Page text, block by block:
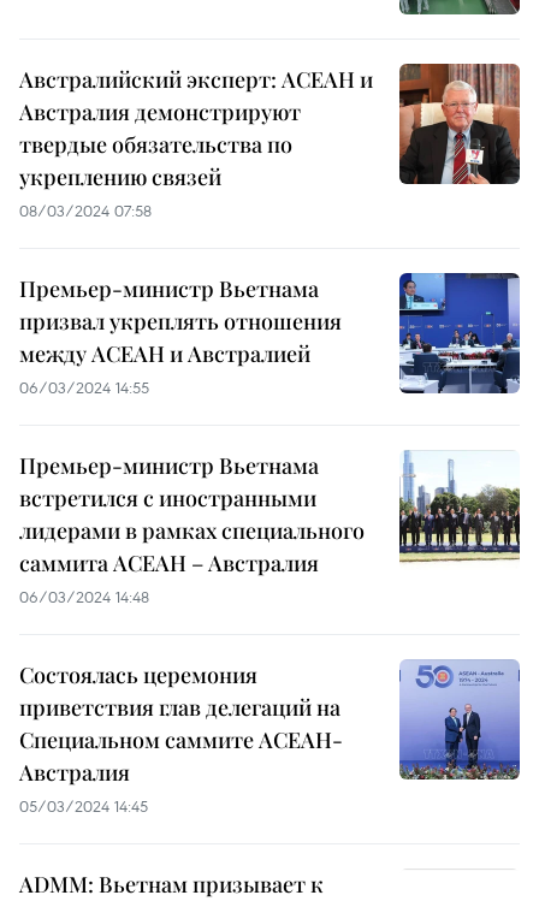
Австралийский эксперт: АСЕАН и
Австралия демонстрируют
твердые обязательства по
укреплению связей
08/03/2024 07:58
Премьер-министр Вьетнама
призвал укреплять отношения
между АСЕАН и Австралией
06/03/2024 14:55
Премьер-министр Вьетнама
встретился с иностранными
лидерами в рамках специального
саммита АСЕАН – Австралия
06/03/2024 14:48
Состоялась церемония
приветствия глав делегаций на
Специальном саммите АСЕАН-
Австралия
05/03/2024 14:45
ADMM: Вьетнам призывает к